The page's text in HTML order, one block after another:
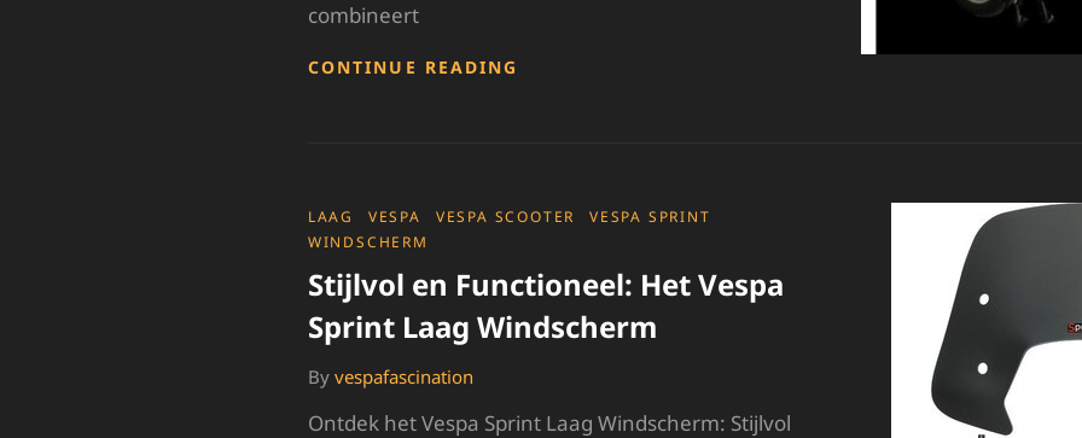
combineert
CONTINUE READING
50
CATEGORIES
LAAG VESPA VESPA SCOOTER
VESPA SPRINT
WINDSCHERM
Stijlvol en Functioneel: Het Vespa
Sprint Laag Windscherm
By vespafascination
Ontdek het Vespa Sprint Laag Windscherm: Stijlvol